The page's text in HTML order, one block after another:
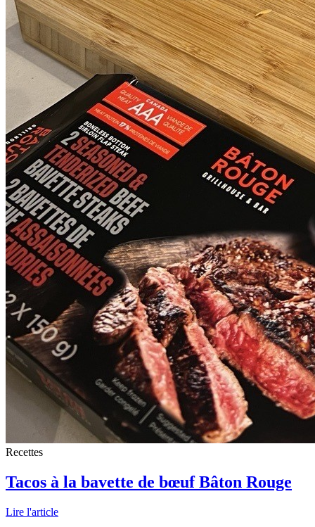
Recettes
Tacos à la bavette de bœuf Bâton Rouge
Lire l'article